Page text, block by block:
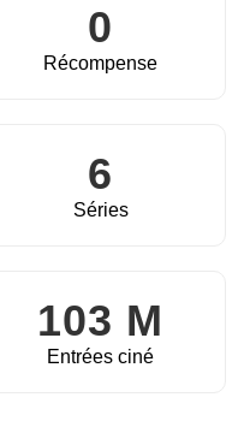
0
Récompense
6
Séries
103 M
Entrées ciné